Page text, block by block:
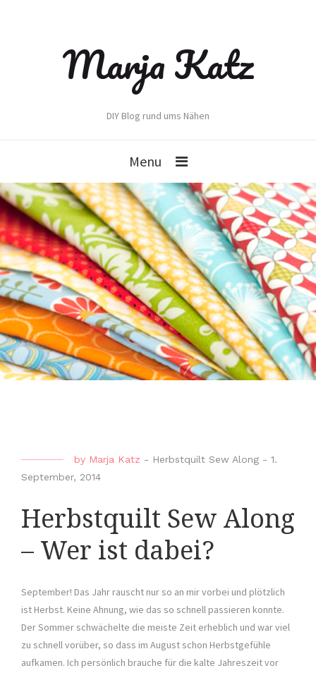
Marja Katz
DIY Blog rund ums Nähen
Menu
by Marja Katz - Herbstquilt Sew Along - 1.
September, 2014
Herbstquilt Sew Along
– Wer ist dabei?
September! Das Jahr rauscht nur so an mir vorbei und plötzlich
ist Herbst. Keine Ahnung, wie das so schnell passieren konnte.
Der Sommer schwächelte die meiste Zeit erheblich und war viel
zu schnell vorüber, so dass im August schon Herbstgefühle
aufkamen. Ich persönlich brauche für die kalte Jahreszeit vor